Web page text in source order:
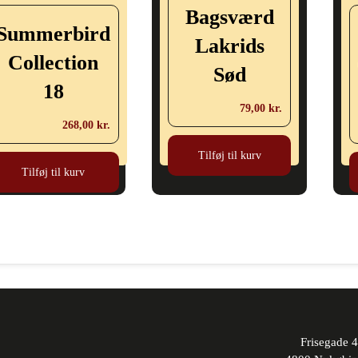
Collection
18
268,00 kr.
Tilføj til kurv
Bagsværd
Lakrids
Sød
79,00 kr.
Tilføj til kurv
Frisegade